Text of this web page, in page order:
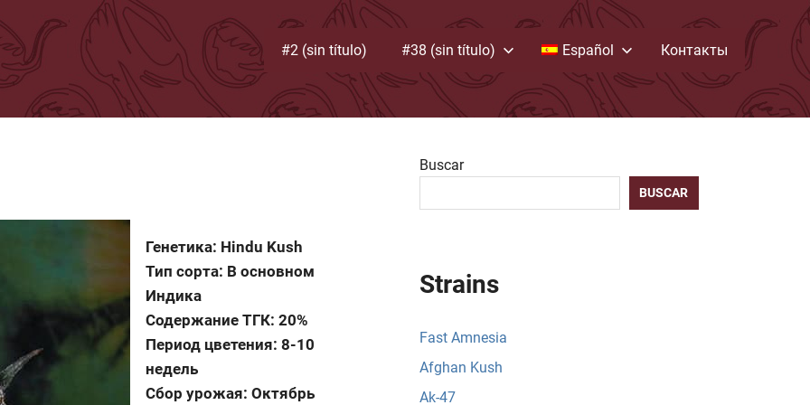
#2 (sin título) #38 (sin título) Español Контакты
Генетика: Hindu Kush
Тип сорта: В основном
Индика
Содержание ТГК: 20%
Период цветения: 8-10
недель
Сбор урожая: Октябрь
Buscar
BUSCAR
Strains
Fast Amnesia
Afghan Kush
Ak-47